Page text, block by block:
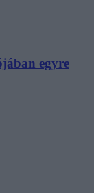
egyre